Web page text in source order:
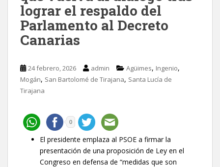
lograr el respaldo del
Parlamento al Decreto
Canarias
24 febrero, 2026 admin Agüimes, Ingenio,
Mogán, San Bartolomé de Tirajana, Santa Lucía de
Tirajana
0
El presidente emplaza al PSOE a firmar la
presentación de una proposición de Ley en el
Congreso en defensa de “medidas que son